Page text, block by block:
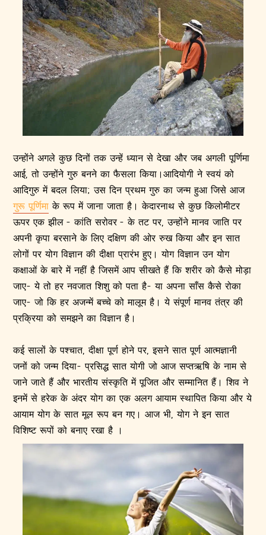
उन्होंने अगले कुछ दिनों तक उन्हें ध्यान से देखा और जब अगली पूर्णिमा
आई, तो उन्होंने गुरु बनने का फैसला किया।आदियोगी ने स्वयं को
आदिगुरु में बदल लिया; उस दिन प्रथम गुरु का जन्म हुआ जिसे आज
गुरू पूर्णिमा के रूप में जाना जाता है। केदारनाथ से कुछ किलोमीटर
ऊपर एक झील - कांति सरोवर - के तट पर, उन्होंने मानव जाति पर
अपनी कृपा बरसाने के लिए दक्षिण की ओर रुख किया और इन सात
लोगों पर योग विज्ञान की दीक्षा प्रारंभ हुए। योग विज्ञान उन योग
कक्षाओं के बारे में नहीं है जिसमें आप सीखते हैं कि शरीर को कैसे मोड़ा
जाए- ये तो हर नवजात शिशु को पता है- या अपना साँस कैसे रोका
जाए- जो कि हर अजन्में बच्चे को मालूम है। ये संपूर्ण मानव तंत्र की
प्रक्रिया को समझने का विज्ञान है।
कई सालों के पश्चात, दीक्षा पूर्ण होने पर, इसने सात पूर्ण आत्मज्ञानी
जनों को जन्म दिया- प्रसिद्ध सात योगी जो आज सप्तऋषि के नाम से
जाने जाते हैं और भारतीय संस्कृति में पूजित और सम्मानित हैं। शिव ने
इनमें से हरेक के अंदर योग का एक अलग आयाम स्थापित किया और ये
आयाम योग के सात मूल रूप बन गए। आज भी, योग ने इन सात
विशिष्ट रूपों को बनाए रखा है ।